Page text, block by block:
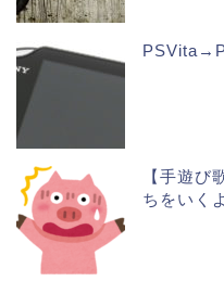
【手遊び
ちをいく